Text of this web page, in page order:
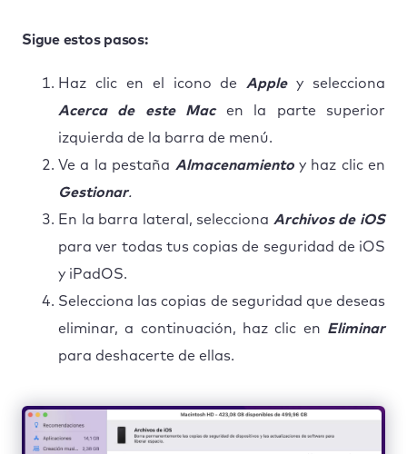
Sigue estos pasos:
Haz clic en el icono de Apple
y selecciona
Acerca de este Macen la parte superior
izquierda de la barra de menú.
Ve a la pestaña Almacenamiento y haz clic en
Gestionar.
En la barra lateral, selecciona Archivos de iOS
para ver todas tus copias de seguridad de iOS
y iPadOS.
Selecciona las copias de seguridad que deseas
eliminar, a continuación, haz clic en Eliminar
para deshacerte de ellas.